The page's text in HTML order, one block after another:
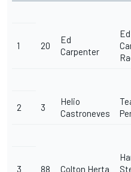
1 20
Ed
Carpenter
Ed
2 3
Helio
Castroneves
3 88 Colton Herta